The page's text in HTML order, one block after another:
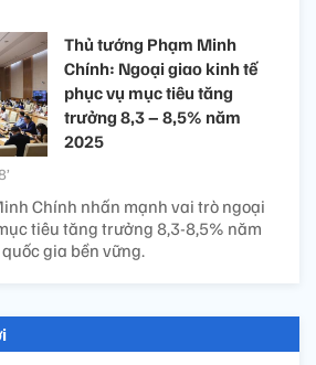
Thủ tướng Phạm Minh
Chính: Ngoại giao kinh tế
phục vụ mục tiêu tăng
trưởng 8,3 – 8,5% năm
2025
Chính nhấn mạnh vai trò ngoại
tiêu tăng trưởng 8,3-8,5% năm
gia bền vững.